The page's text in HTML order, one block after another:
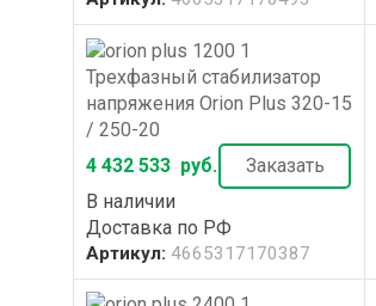
Трехфазный стабилизатор
напряжения Orion Plus 320-15
/ 250-20
4 432 533 руб.
Заказать
В наличии
Доставка по РФ
Артикул: 4665317170387